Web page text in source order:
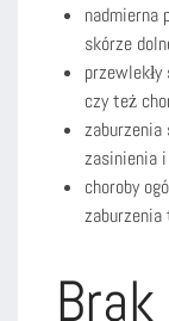
nadmierna
skórze
czy też
zaburzenia
zasinienia
choroby
zaburzenia